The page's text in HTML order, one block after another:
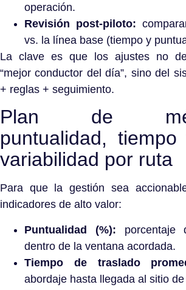
operación.
Revisión post-piloto:
vs. la línea base (tiempo y
La clave es que los ajustes no
“mejor conductor del día”, sino del
+ reglas + seguimiento.
Plan de
puntualidad,
variabilidad por ruta
Para que la gestión sea
indicadores de alto valor:
Puntualidad (%): porcentaje
dentro de la ventana acordada.
Tiempo de traslado
abordaje hasta llegada al sitio